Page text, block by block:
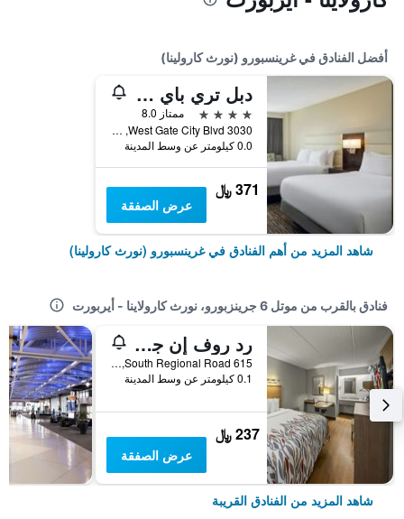
أفضل الفنادق في غرينسبورو (نورث كارولينا)
دبل تري باي هيلتون جرينسبورو
4 نجوم
ممتاز 8.0
3030 West Gate City Blvd, غرينسبورو (نورث كارولينا), NC, الولايات المتحدة الأميريكية
0.0 كيلومتر عن وسط المدينة
371 ﷼
عرض الصفقة
شاهد المزيد من أهم الفنادق في غرينسبورو (نورث كارولينا)
فنادق بالقرب من موتل 6 جرينزبورو، نورث كارولاينا - أيربورت
رد روف إن جرينسبورو إيربورت
615 South Regional Road, غرينسبورو (نورث كارولينا), NC, الولايات المتحدة الأميريكية
0.1 كيلومتر عن وسط المدينة
237 ﷼
عرض الصفقة
شاهد المزيد من الفنادق القريبة